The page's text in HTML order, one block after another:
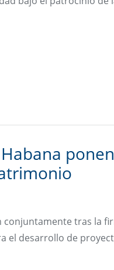
tras la
el desarrollo de